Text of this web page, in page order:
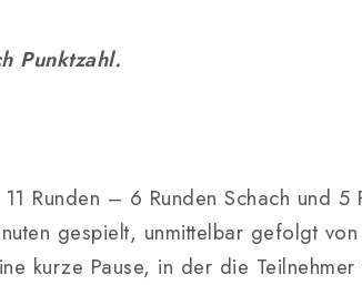
Punktzahl.
Runden – 6 Runden Schach und
gespielt, unmittelbar gefolgt
kurze Pause, in der die